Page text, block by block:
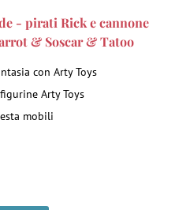
- pirati Rick e cannone
& Soscar & Tatoo
con Arty Toys
Arty Toys
mobili